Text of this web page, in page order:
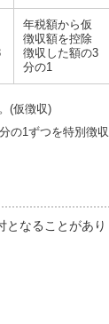
年税額から仮
徴収額を控除
徴収した額の3
分の1
(仮徴収)
の1ずつを特別徴収
となることがあり